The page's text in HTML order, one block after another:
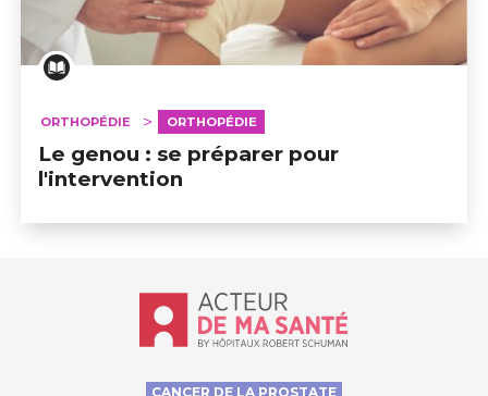
ORTHOPÉDIE ORTHOPÉDIE
Le genou : se préparer pour
l'intervention
Accueil - Acteur de ma santé, by
CANCER DE LA PROSTATE